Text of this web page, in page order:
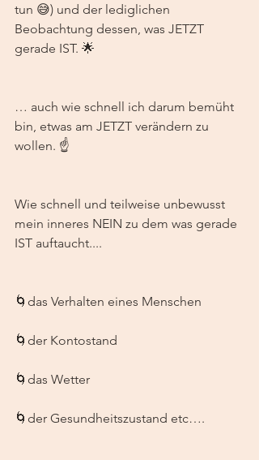
tun 😅) und der lediglichen
Beobachtung dessen, was JETZT
gerade IST. 🌟
… auch wie schnell ich darum bemüht
bin, etwas am JETZT verändern zu
wollen. ☝️
Wie schnell und teilweise unbewusst
mein inneres NEIN zu dem was gerade
IST auftaucht....
🌀das Verhalten eines Menschen
🌀der Kontostand
🌀das Wetter
🌀der Gesundheitszustand etc….